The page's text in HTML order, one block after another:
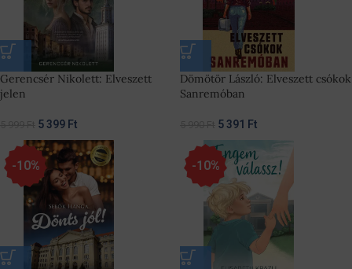
Gerencsér Nikolett: Elveszett
jelen
5 399 Ft
Dömötör László: Elveszett csókok
Sanremóban
5 391 Ft
-10% -10%